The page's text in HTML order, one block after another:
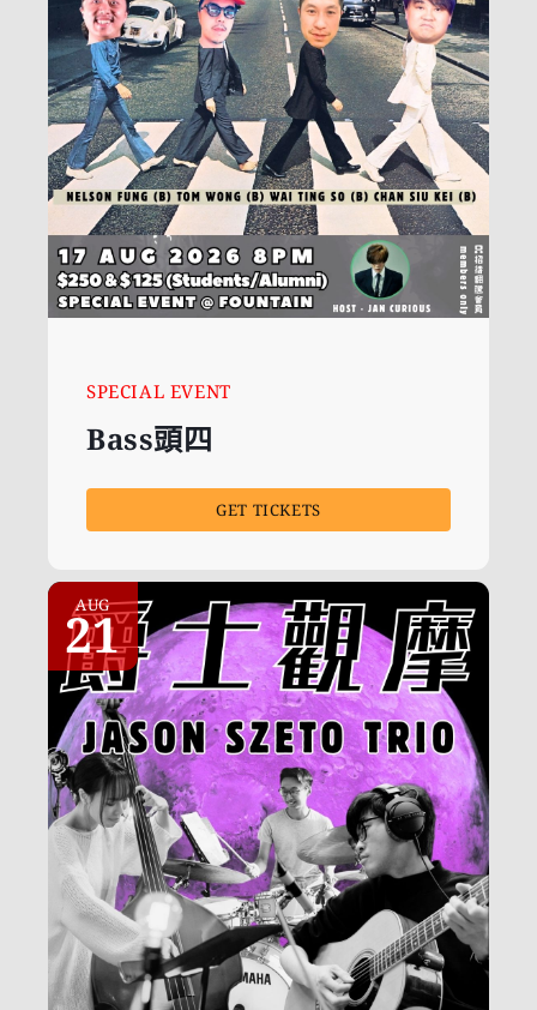
SPECIAL EVENT
Bass頭四
GET TICKETS
AUG
21